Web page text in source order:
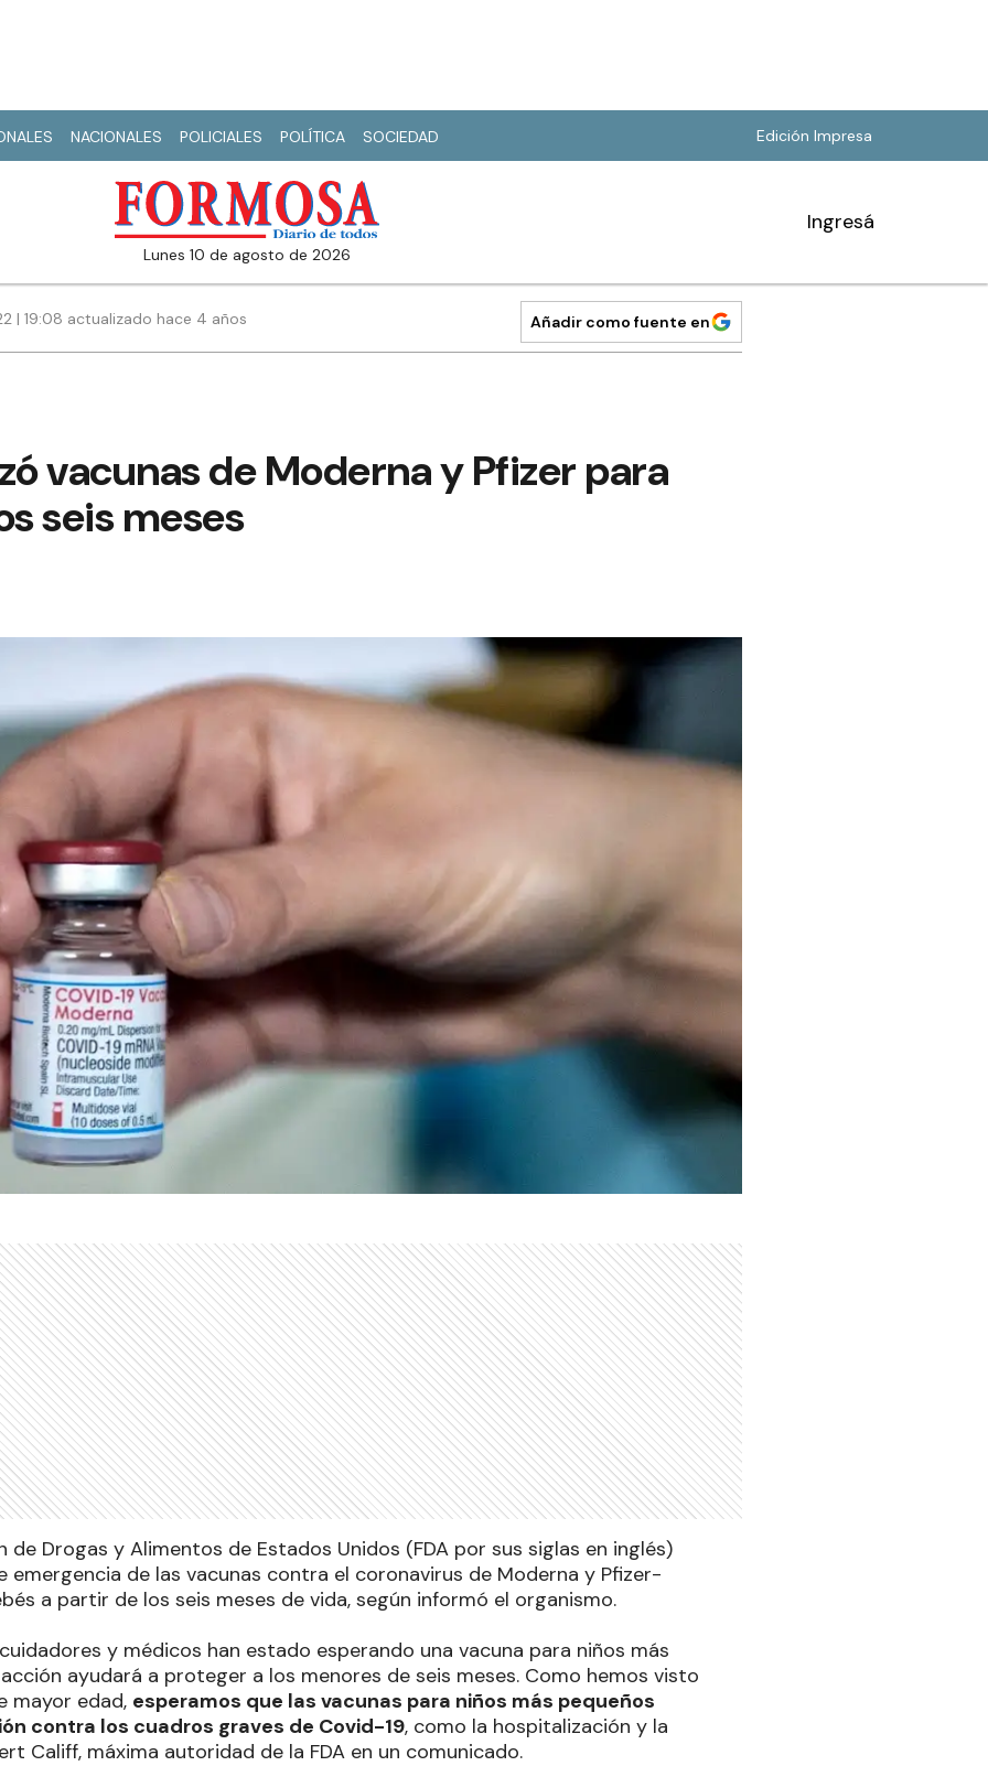
NACIONALES POLICIALES POLÍTICA SOCIEDAD Edición Impresa
lunes 10 de agosto de 2026
Ingresá
| 19:08 actualizado hace 4 años Añadir como fuente en
vacunas de Moderna y Pfizer para
seis meses
de Drogas y Alimentos de Estados Unidos (FDA por sus siglas en inglés)
emergencia de las vacunas contra el coronavirus de Moderna y Pfizer-
a partir de los seis meses de vida, según informó el organismo.
y médicos han estado esperando una vacuna para niños más
ayudará a proteger a los menores de seis meses. Como hemos visto
mayor edad, esperamos que las vacunas para niños más pequeños
contra los cuadros graves de Covid-19, como la hospitalización y la
Califf, máxima autoridad de la FDA en un comunicado.